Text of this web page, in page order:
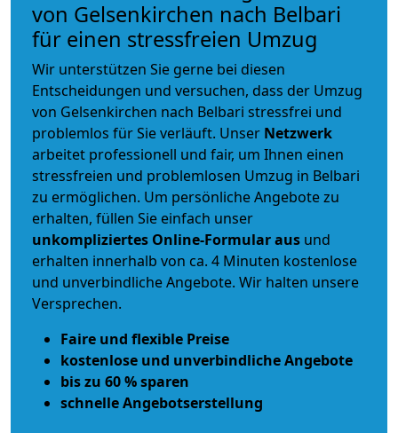
von Gelsenkirchen nach Belbari
für einen stressfreien Umzug
Wir unterstützen Sie gerne bei diesen
Entscheidungen und versuchen, dass der Umzug
von Gelsenkirchen nach Belbari stressfrei und
problemlos für Sie verläuft. Unser Netzwerk
arbeitet professionell und fair, um Ihnen einen
stressfreien und problemlosen Umzug in Belbari
zu ermöglichen. Um persönliche Angebote zu
erhalten, füllen Sie einfach unser
unkompliziertes Online-Formular aus und
erhalten innerhalb von ca. 4 Minuten kostenlose
und unverbindliche Angebote. Wir halten unsere
Versprechen.
Faire und flexible Preise
kostenlose und unverbindliche Angebote
bis zu 60 % sparen
schnelle Angebotserstellung